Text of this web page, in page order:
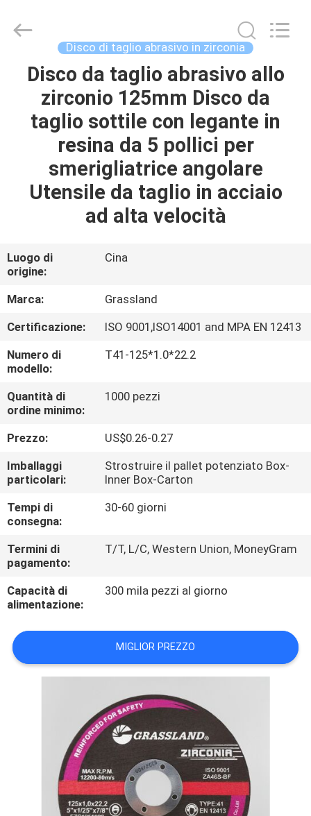
CASA
PRODOTTI
CIRCA
NOI
DELLA
FABBRICA
CONTROLLO
DI
QUALITÀ
CONTATTICI
NOTIZIE
CASI
MAPPA
DEL
SITO
PRIVACY
POLICY
Manufacturing
Developed
Disco di taglio abrasivo in zirconia
Disco da taglio abrasivo allo
zirconio 125mm Disco da
taglio sottile con legante in
resina da 5 pollici per
smerigliatrice angolare
Utensile da taglio in acciaio
ad alta velocità
Luogo di
origine:
Cina
Marca:
Grassland
Certificazione:
ISO 9001,ISO14001 and MPA EN 12413
Numero di
modello:
T41-125*1.0*22.2
Quantità di
ordine minimo:
1000 pezzi
Prezzo:
US$0.26-0.27
Imballaggi
particolari:
Strostruire il pallet potenziato Box-
Inner Box-Carton
Tempi di
consegna:
30-60 giorni
Termini di
pagamento:
T/T, L/C, Western Union, MoneyGram
Capacità di
alimentazione:
300 mila pezzi al giorno
MIGLIOR PREZZO